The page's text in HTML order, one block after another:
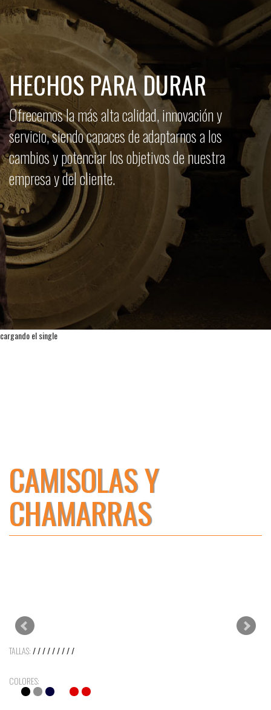
HECHOS PARA DURAR
Ofrecemos la más alta calidad, innovación y
servicio, siendo capaces de adaptarnos a los
cambios y potenciar los objetivos de nuestra
empresa y del cliente.
cargando el single
CAMISOLAS Y
CHAMARRAS
TALLAS:/ / / / / / / / /
COLORES: